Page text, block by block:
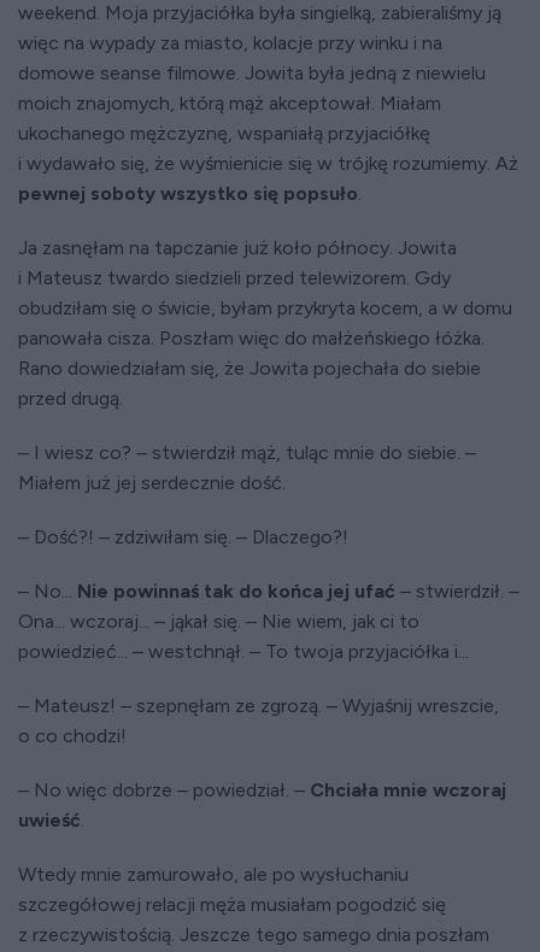
weekend. Moja przyjaciółka była singielką, zabieraliśmy ją
więc na wypady za miasto, kolacje przy winku i na
domowe seanse filmowe. Jowita była jedną z niewielu
moich znajomych, którą mąż akceptował. Miałam
ukochanego mężczyznę, wspaniałą przyjaciółkę
i wydawało się, że wyśmienicie się w trójkę rozumiemy. Aż
pewnej soboty wszystko się popsuło.
Ja zasnęłam na tapczanie już koło północy. Jowita
i Mateusz twardo siedzieli przed telewizorem. Gdy
obudziłam się o świcie, byłam przykryta kocem, a w domu
panowała cisza. Poszłam więc do małżeńskiego łóżka.
Rano dowiedziałam się, że Jowita pojechała do siebie
przed drugą.
– I wiesz co? – stwierdził mąż, tuląc mnie do siebie. –
Miałem już jej serdecznie dość.
– Dość?! – zdziwiłam się. – Dlaczego?!
– No... Nie powinnaś tak do końca jej ufać – stwierdził. –
Ona... wczoraj... – jąkał się. – Nie wiem, jak ci to
powiedzieć... – westchnął. – To twoja przyjaciółka i...
– Mateusz! – szepnęłam ze zgrozą. – Wyjaśnij wreszcie,
o co chodzi!
– No więc dobrze – powiedział. – Chciała mnie wczoraj
uwieść.
Wtedy mnie zamurowało, ale po wysłuchaniu
szczegółowej relacji męża musiałam pogodzić się
z rzeczywistością. Jeszcze tego samego dnia poszłam